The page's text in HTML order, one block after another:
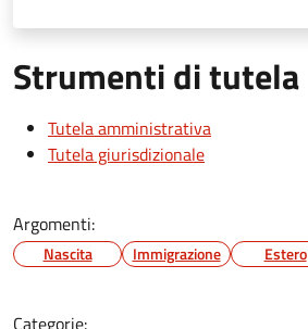
Strumenti di tutela
Tutela amministrativa
Tutela giurisdizionale
Argomenti:
Nascita Immigrazione Estero
Categorie: